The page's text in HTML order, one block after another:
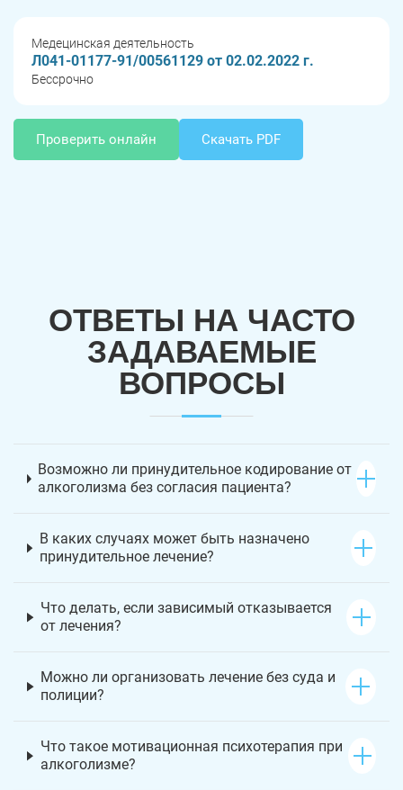
Медецинская деятельность
Л041-01177-91/00561129 от 02.02.2022 г.
Бессрочно
Проверить онлайн Скачать PDF
ОТВЕТЫ НА ЧАСТО
ЗАДАВАЕМЫЕ
ВОПРОСЫ
Возможно ли принудительное кодирование от
алкоголизма без согласия пациента?
В каких случаях может быть назначено
принудительное лечение?
Что делать, если зависимый отказывается
от лечения?
Можно ли организовать лечение без суда и
полиции?
Что такое мотивационная психотерапия при
алкоголизме?